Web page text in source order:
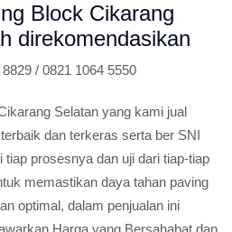
Block Cikarang
direkomendasikan
/ 0821 1064 5550
Selatan yang kami jual
dan terkeras serta ber SNI
prosesnya dan uji dari tiap-tiap
memastikan daya tahan paving
optimal, dalam penjualan ini
Harga yang Bersahabat dan